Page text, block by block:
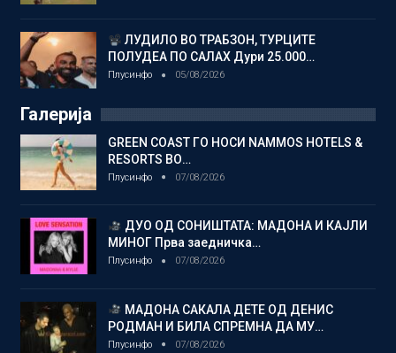
ЛУДИЛО ВО ТРАБЗОН, ТУРЦИТЕ
ПОЛУДЕА ПО САЛАХ Дури 25.000…
Плусинфо 05/08/2026
Галерија
GREEN COAST ГО НОСИ NAMMOS HOTELS &
RESORTS ВО…
Плусинфо 07/08/2026
ДУО ОД СОНИШТАТА: МАДОНА И КАЈЛИ
МИНОГ Прва заедничка…
Плусинфо 07/08/2026
МАДОНА САКАЛА ДЕТЕ ОД ДЕНИС
РОДМАН И БИЛА СПРЕМНА ДА МУ…
Плусинфо 07/08/2026